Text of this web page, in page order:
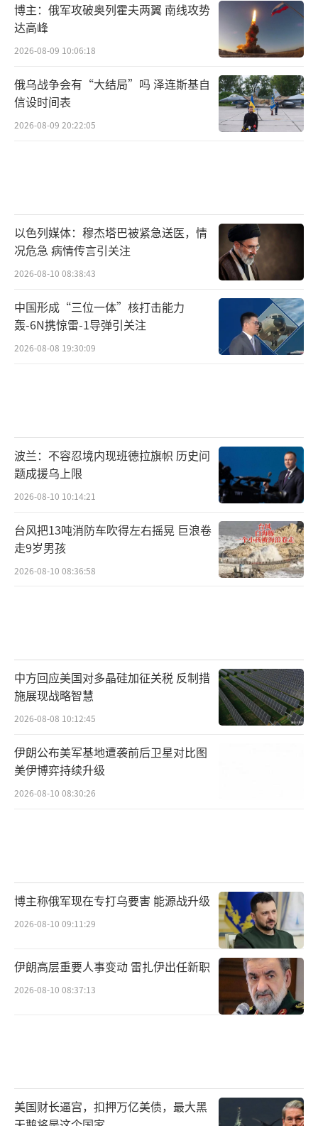
博主：俄军攻破奥列霍夫两翼 南线攻势
达高峰
2026-08-09 10:06:18
俄乌战争会有“大结局”吗 泽连斯基自
信设时间表
2026-08-09 20:22:05
以色列媒体：穆杰塔巴被紧急送医，情
况危急 病情传言引关注
2026-08-10 08:38:43
中国形成“三位一体”核打击能力
轰-6N携惊雷-1导弹引关注
2026-08-08 19:30:09
波兰：不容忍境内现班德拉旗帜 历史问
题成援乌上限
2026-08-10 10:14:21
台风把13吨消防车吹得左右摇晃 巨浪卷
走9岁男孩
2026-08-10 08:36:58
中方回应美国对多晶硅加征关税 反制措
施展现战略智慧
2026-08-08 10:12:45
伊朗公布美军基地遭袭前后卫星对比图
美伊博弈持续升级
2026-08-10 08:30:26
博主称俄军现在专打乌要害 能源战升级
2026-08-10 09:11:29
伊朗高层重要人事变动 雷扎伊出任新职
2026-08-10 08:37:13
美国财长逼宫，扣押万亿美债，最大黑